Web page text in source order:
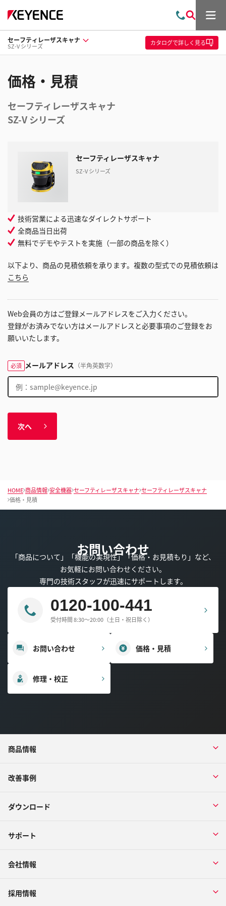
問
い
合
わ
索
メ
ュ
ー
セーフティレーザスキャナ
SZ-V シリーズ カタログで詳しく見る
価格・見積
セーフティレーザスキャナ
SZ-V シリーズ
セーフティレーザスキャナ
SZ-V シリーズ
技術営業による迅速なダイレクトサポート
全商品当日出荷
無料でデモやテストを実施（一部の商品を除く）
以下より、商品の見積依頼を承ります。複数の型式での見積依頼は
こちら
Web会員の方はご登録メールアドレスをご入力ください。
登録がお済みでない方はメールアドレスと必要事項のご登録をお
願いいたします。
必須 メールアドレス （半角英数字）
次へ
HOME 商品情報 安全機器 セーフティレーザスキャナ セーフティレーザスキャナ
価格・見積
お問い合わせ
「商品について」「機能の実現性」「価格・お見積もり」など、
お気軽にお問い合わせください。
専門の技術スタッフが迅速にサポートします。
0120-100-441
受付時間 8:30～20:00（土日・祝日除く）
お問い合わせ 価格・見積
修理・校正
商品情報
改善事例
ダウンロード
サポート
会社情報
採用情報